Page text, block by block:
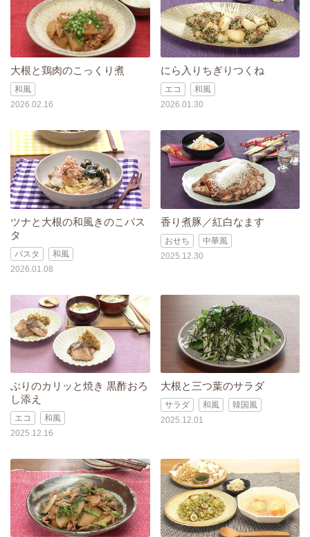
大根と鶏肉のこっくり煮
和風
2026.02.16
にら入りちぎりつくね
エコ
和風
2026.01.30
ツナと大根の和風きのこパス
タ
パスタ
和風
2026.01.08
香り煮豚／紅白なます
おせち
中華風
2025.12.30
ぶりのカリッと焼き 黒酢おろ
し添え
エコ
和風
2025.12.16
大根と三つ葉のサラダ
サラダ 和風
韓国風
2025.12.01